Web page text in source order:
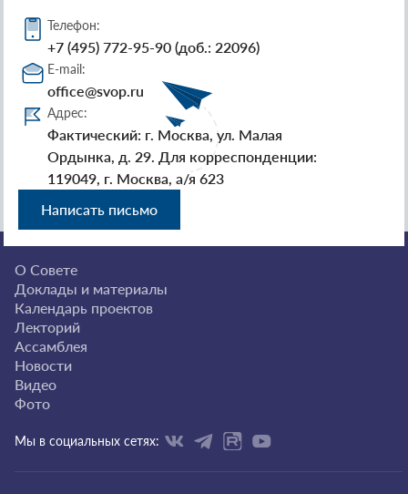
Телефон:
+7 (495) 772-95-90 (доб.: 22096)
E-mail:
office@svop.ru
Адрес:
Фактический: г. Москва, ул. Малая
Ордынка, д. 29. Для корреспонденции:
119049, г. Москва, а/я 623
Написать письмо
О Совете
Доклады и материалы
Календарь проектов
Лекторий
Ассамблея
Новости
Видео
Фото
Мы в социальных сетях: